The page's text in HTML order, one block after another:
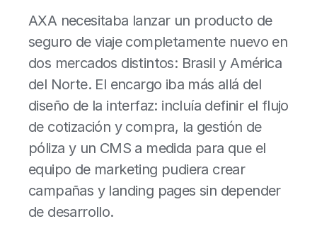
AXA necesitaba lanzar un producto de
seguro de viaje completamente nuevo en
dos mercados distintos: Brasil y América
del Norte. El encargo iba más allá del
diseño de la interfaz: incluía definir el flujo
de cotización y compra, la gestión de
póliza y un CMS a medida para que el
equipo de marketing pudiera crear
campañas y landing pages sin depender
de desarrollo.